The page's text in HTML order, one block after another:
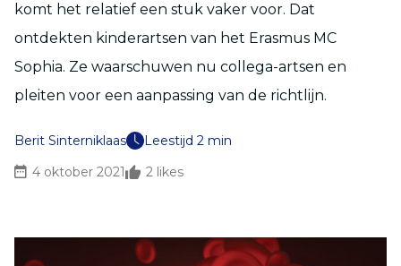
komt het relatief een stuk vaker voor. Dat
ontdekten kinderartsen van het Erasmus MC
Sophia. Ze waarschuwen nu collega-artsen en
pleiten voor een aanpassing van de richtlijn.
Berit Sinterniklaas
Leestijd 2 min
4 oktober 2021
2 likes